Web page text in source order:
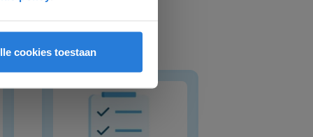
cookies toestaan